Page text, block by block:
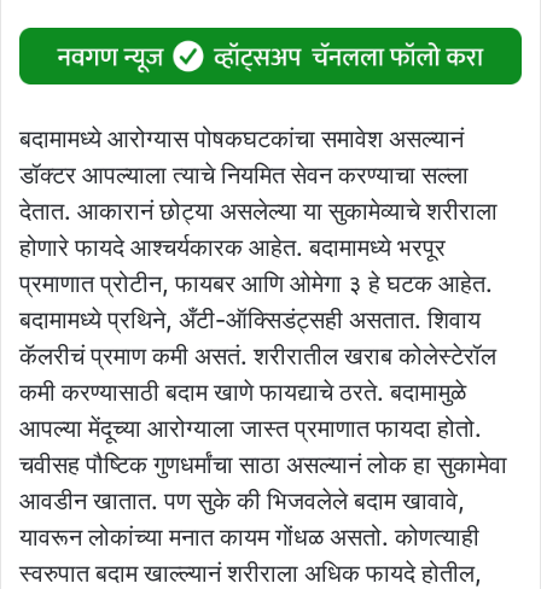
बदामामध्ये आरोग्यास पोषकघटकांचा समावेश असल्यानं
डॉक्टर आपल्याला त्याचे नियमित सेवन करण्याचा सल्ला
देतात. आकारानं छोट्या असलेल्या या सुकामेव्याचे शरीराला
होणारे फायदे आश्चर्यकारक आहेत. बदामामध्ये भरपूर
प्रमाणात प्रोटीन, फायबर आणि ओमेगा ३ हे घटक आहेत.
बदामामध्ये प्रथिने, अँटी-ऑक्सिडंट्सही असतात. शिवाय
कॅलरीचं प्रमाण कमी असतं. शरीरातील खराब कोलेस्टेरॉल
कमी करण्यासाठी बदाम खाणे फायद्याचे ठरते. बदामामुळे
आपल्या मेंदूच्या आरोग्याला जास्त प्रमाणात फायदा होतो.
चवीसह पौष्टिक गुणधर्मांचा साठा असल्यानं लोक हा सुकामेवा
आवडीन खातात. पण सुके की भिजवलेले बदाम खावावे,
यावरून लोकांच्या मनात कायम गोंधळ असतो. कोणत्याही
स्वरुपात बदाम खाल्ल्यानं शरीराला अधिक फायदे होतील,